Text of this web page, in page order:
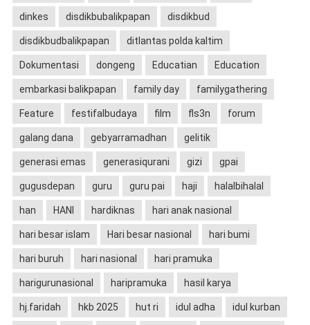
dinkes disdikbubalikpapan disdikbud
disdikbudbalikpapan ditlantas polda kaltim
Dokumentasi dongeng Educatian Education
embarkasi balikpapan family day familygathering
Feature festifalbudaya film fls3n forum
galang dana gebyarramadhan gelitik
generasi emas generasiqurani gizi gpai
gugusdepan guru guru pai haji halalbihalal
han HANI hardiknas hari anak nasional
hari besar islam Hari besar nasional hari bumi
hari buruh hari nasional hari pramuka
harigurunasional haripramuka hasil karya
hj.faridah hkb 2025 hut ri idul adha idul kurban